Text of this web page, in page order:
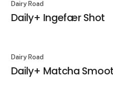
Dairy Road
Daily+ Ingefær Shot
Dairy Road
Daily+ Matcha